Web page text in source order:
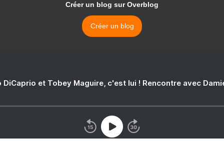
Créer un blog sur Overblog
Créer un blog
DiCaprio et Tobey Maguire, c'est lui ! Rencontre avec